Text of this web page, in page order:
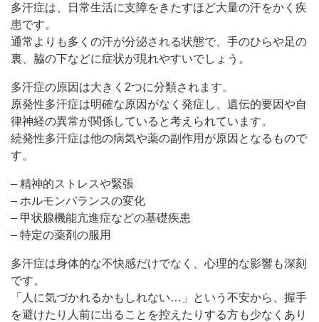
多汗症は、日常生活に支障をきたすほど大量の汗をかく疾
患です。
通常よりも多くの汗が分泌される状態で、手のひらや足の
裏、脇の下などに症状が現れやすいでしょう。
多汗症の原因は大きく2つに分類されます。
原発性多汗症は明確な原因がなく発症し、遺伝的要因や自
律神経の異常が関係していると考えられています。
続発性多汗症は他の病気や薬の副作用が原因となるもので
す。
– 精神的ストレスや緊張
– ホルモンバランスの変化
– 甲状腺機能亢進症などの基礎疾患
– 特定の薬剤の服用
多汗症は身体的な不快感だけでなく、心理的な影響も深刻
です。
「人に気づかれるかもしれない…」という不安から、握手
を避けたり人前に出ることを控えたりする方も少なくあり